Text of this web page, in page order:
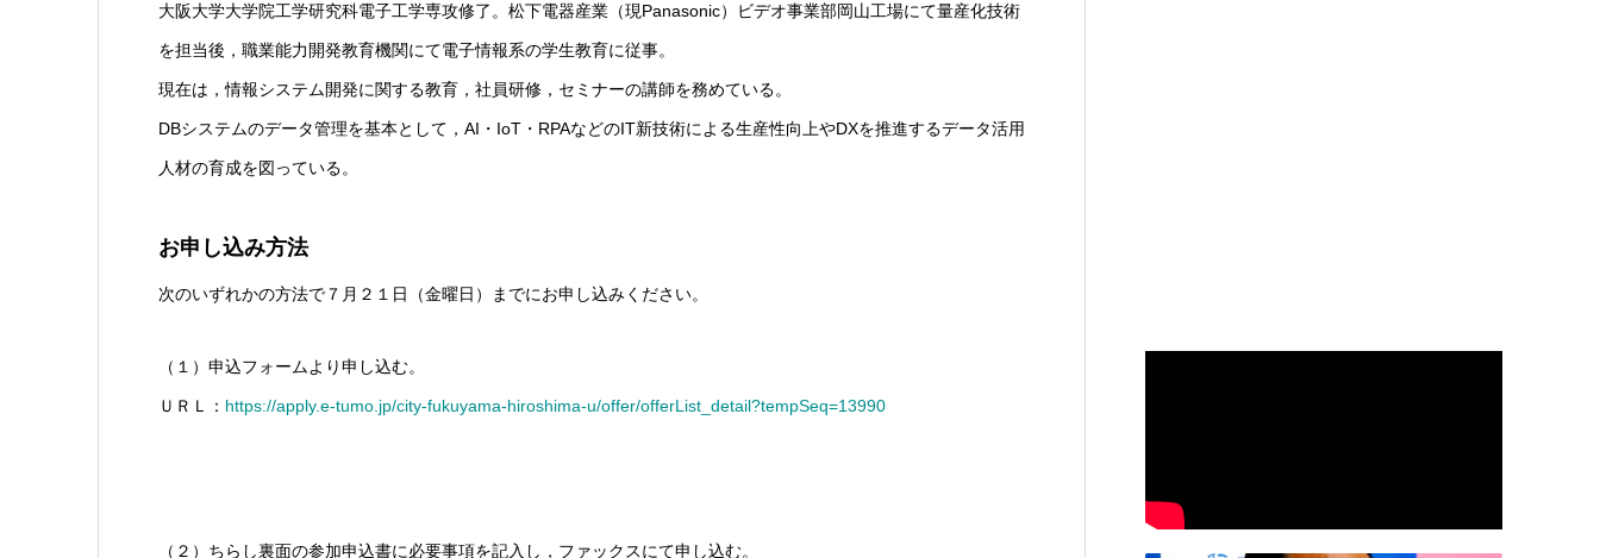
大阪大学大学院工学研究科電子工学専攻修了。松下電器産業（現Panasonic）ビデオ事業部岡山工場にて量産化技術
を担当後，職業能力開発教育機関にて電子情報系の学生教育に従事。
現在は，情報システム開発に関する教育，社員研修，セミナーの講師を務めている。
DBシステムのデータ管理を基本として，AI・IoT・RPAなどのIT新技術による生産性向上やDXを推進するデータ活用
人材の育成を図っている。
お申し込み方法
次のいずれかの方法で７月２１日（金曜日）までにお申し込みください。
（１）申込フォームより申し込む。
ＵＲＬ： https://apply.e-tumo.jp/city-fukuyama-hiroshima-u/offer/offerList_detail?tempSeq=13990
（２）ちらし裏面の参加申込書に必要事項を記入し，ファックスにて申し込む。